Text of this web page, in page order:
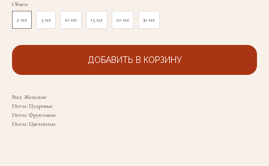
Объем
2 мл 5 мл 10 мл 15 мл 20 мл 30 мл
ДОБАВИТЬ В КОРЗИНУ
Вид: Женские
Ноты: Пудровые
Ноты: Фруктовые
Ноты: Цветочные